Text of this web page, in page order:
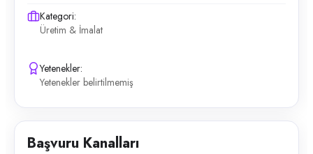
Kategori:
Üretim & İmalat
Yetenekler:
Yetenekler belirtilmemiş
Başvuru Kanalları